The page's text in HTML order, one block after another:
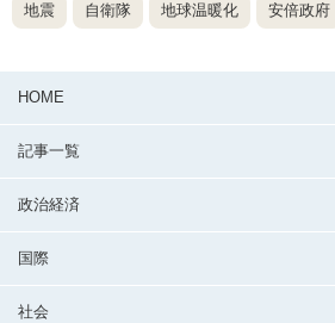
地震 自衛隊 地球温暖化 安倍政府
HOME
記事一覧
政治経済
国際
社会